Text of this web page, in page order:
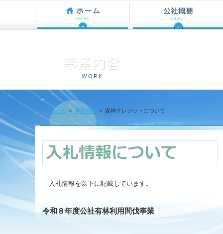
ホーム ＞ 事業内容 ＞ 森林クレジットについて
入札情報を以下に記載しています。
令和８年度公社有林利用間伐事業